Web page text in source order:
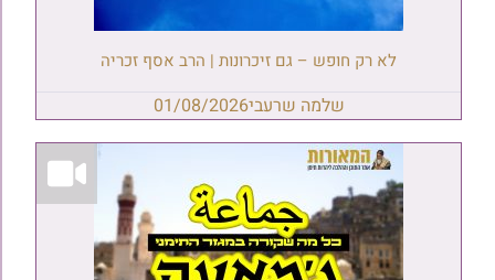
לא רק חופש – גם זיכרונות | הרב אסף זכריה
שלמה שרעבי01/08/2026